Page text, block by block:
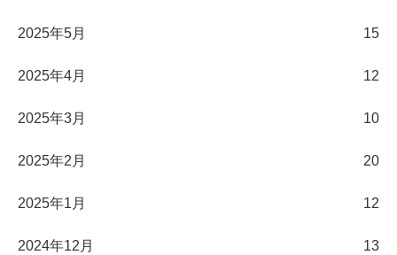
2025年5月 15
2025年4月 12
2025年3月 10
2025年2月 20
2025年1月 12
2024年12月 13